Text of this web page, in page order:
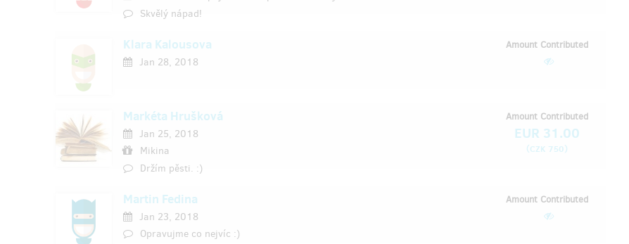
Skvělý nápad!
Klara Kalousova
Jan 28, 2018
Amount Contributed
Markéta Hrušková
Jan 25, 2018
Mikina
Držím pěsti. :)
Amount Contributed
EUR 31.00
(CZK 750)
Martin Fedina
Jan 23, 2018
Opravujme co nejvíc :)
Amount Contributed